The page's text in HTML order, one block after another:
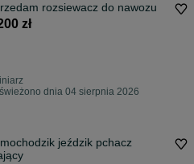
rozsiewacz do nawozu
zł
dnia 04 sierpnia 2026
jeździk pchacz